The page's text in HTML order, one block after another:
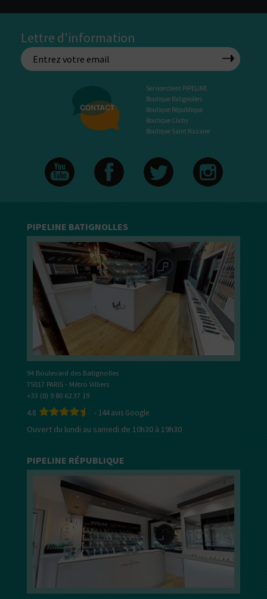
Lettre d'information
Service client PIPELINE
Boutique Batignolles
Boutique République
Boutique Clichy
Boutique Saint Nazaire
PIPELINE BATIGNOLLES
94 Boulevard des Batignolles
75017 PARIS - Métro Villiers
+33 (0) 9 80 62 37 19
4.8 - 144avis Google
Ouvert du lundi au samedi de 10h30 à 19h30
PIPELINE RÉPUBLIQUE